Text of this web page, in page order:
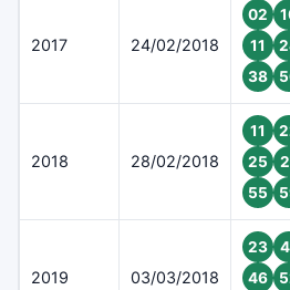
2017 24/02/2018
02
11
38
2018 28/02/2018
11
25
55
2019 03/03/2018
23
46